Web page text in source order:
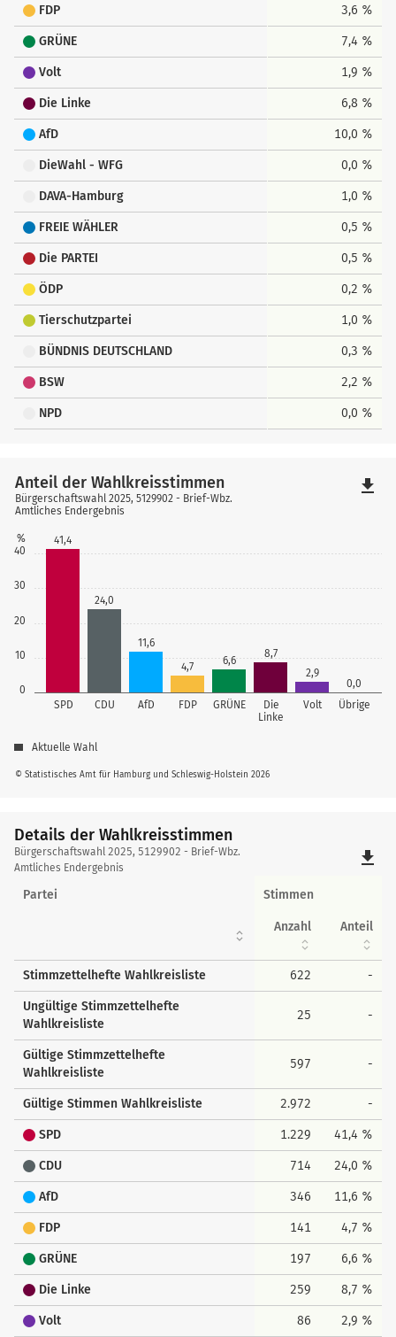
FDP 3,6 %
GRÜNE 7,4 %
Volt 1,9 %
Die Linke 6,8 %
AfD 10,0 %
DieWahl - WFG 0,0 %
DAVA-Hamburg 1,0 %
FREIE WÄHLER 0,5 %
Die PARTEI 0,5 %
ÖDP 0,2 %
Tierschutzpartei 1,0 %
BÜNDNIS DEUTSCHLAND 0,3 %
BSW 2,2 %
NPD 0,0 %
0
10
20
30
40
%
SPD CDU AfD FDP GRÜNE
Die
Linke
Volt Übrige
41,4
24,0
11,6
4,7
6,6
8,7
2,9
0,0
© Statistisches Amt für Hamburg und Schleswig-Holstein 2026
Anteil der Wahlkreisstimmen
Bürgerschaftswahl 2025, 5129902 - Brief-Wbz.
Amtliches Endergebnis
Aktuelle Wahl
file_download
Details der Wahlkreisstimmen
Details
der
Wahlkreisstimmen
Bürgerschaftswahl 2025, 5129902 - Brief-Wbz.
Amtliches Endergebnis
file_download
Partei Stimmen
Anzahl Anteil
Stimmzettelhefte Wahlkreisliste 622 -
Ungültige Stimmzettelhefte
Wahlkreisliste
25 -
Gültige Stimmzettelhefte
Wahlkreisliste
597 -
Gültige Stimmen Wahlkreisliste 2.972 -
SPD 1.229 41,4 %
CDU 714 24,0 %
AfD 346 11,6 %
FDP 141 4,7 %
GRÜNE 197 6,6 %
Die Linke 259 8,7 %
Volt 86 2,9 %